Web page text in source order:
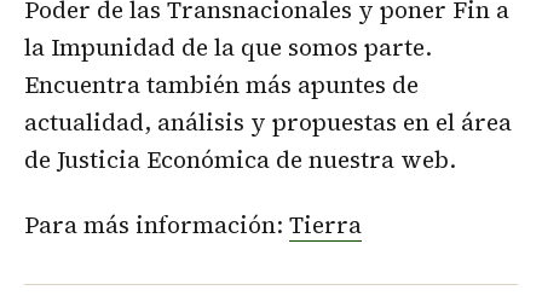
Poder de las Transnacionales y poner Fin a
la Impunidad de la que somos parte.
Encuentra también más apuntes de
actualidad, análisis y propuestas en el área
de Justicia Económica de nuestra web.
Para más información: Tierra